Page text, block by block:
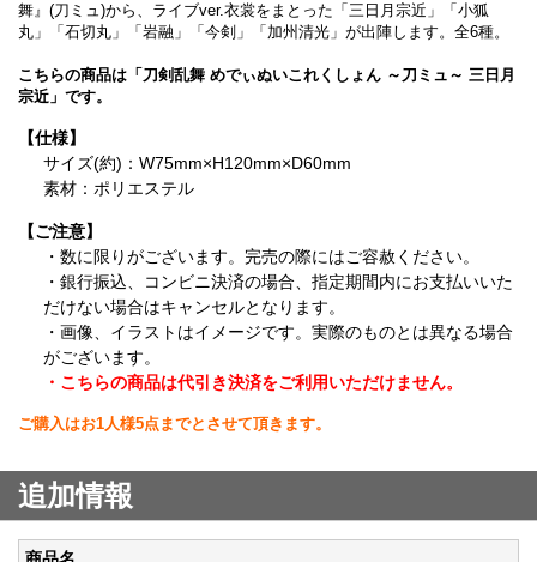
舞』(刀ミュ)から、ライブver.衣裳をまとった「三日月宗近」「小狐
丸」「石切丸」「岩融」「今剣」「加州清光」が出陣します。全6種。
こちらの商品は「刀剣乱舞 めでぃぬいこれくしょん ～刀ミュ～ 三日月
宗近」です。
【仕様】
サイズ(約)：W75mm×H120mm×D60mm
素材：ポリエステル
【ご注意】
・数に限りがございます。完売の際にはご容赦ください。
・銀行振込、コンビニ決済の場合、指定期間内にお支払いいた
だけない場合はキャンセルとなります。
・画像、イラストはイメージです。実際のものとは異なる場合
がございます。
・こちらの商品は代引き決済をご利用いただけません。
ご購入はお1人様5点までとさせて頂きます。
追加情報